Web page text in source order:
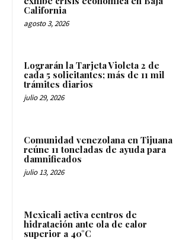
California
agosto 3, 2026
Lograrán la Tarjeta Violeta 2 de
cada 5 solicitantes; más de 11 mil
trámites diarios
julio 29, 2026
Comunidad venezolana en Tijuana
reúne 11 toneladas de ayuda para
damnificados
julio 13, 2026
Mexicali activa centros de
hidratación ante ola de calor
superior a 40°C